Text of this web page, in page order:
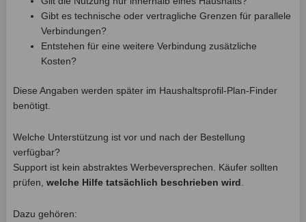
Gibt es technische oder vertragliche Grenzen für parallele
Verbindungen?
Entstehen für eine weitere Verbindung zusätzliche
Kosten?
Diese Angaben werden später im Haushaltsprofil-Plan-Finder
benötigt.
Welche Unterstützung ist vor und nach der Bestellung
verfügbar?
Support ist kein abstraktes Werbeversprechen. Käufer sollten
prüfen, welche Hilfe tatsächlich beschrieben wird
Dazu gehören: